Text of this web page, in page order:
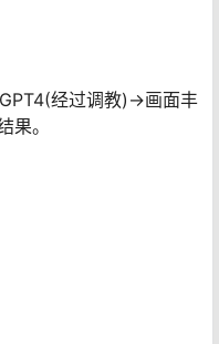
经过调教)→画面丰
。